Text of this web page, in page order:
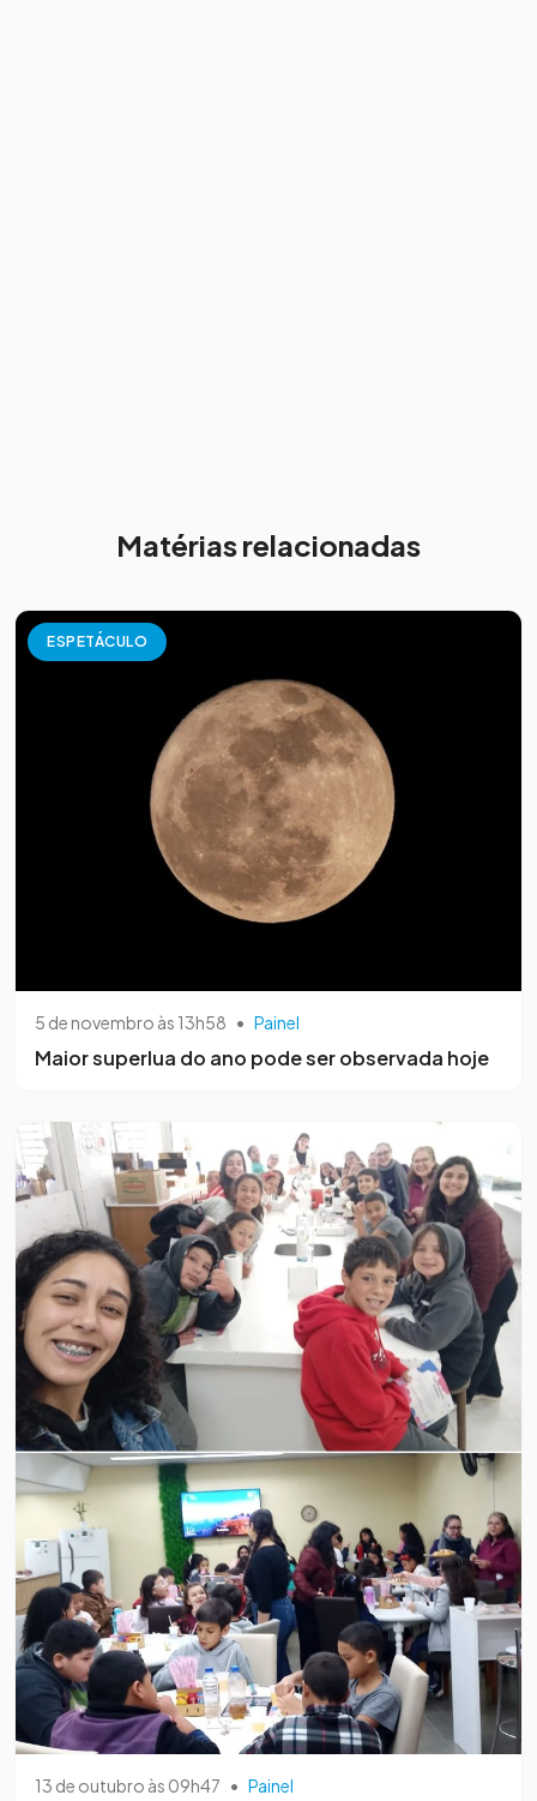
Matérias relacionadas
ESPETÁCULO
5 de novembro às 13h58 • Painel
Maior superlua do ano pode ser observada hoje
13 de outubro às 09h47 • Painel